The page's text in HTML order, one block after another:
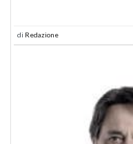
di Redazione